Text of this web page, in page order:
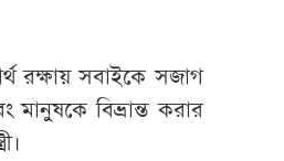
রক্ষায় সবাইকে সজাগ
মানুষকে বিভ্রান্ত করার